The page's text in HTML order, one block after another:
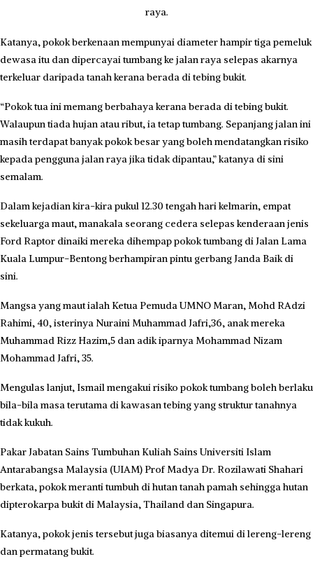
raya.
Katanya, pokok berkenaan mempunyai diameter hampir tiga pemeluk
dewasa itu dan dipercayai tumbang ke jalan raya selepas akarnya
terkeluar daripada tanah kerana berada di tebing bukit.
“Pokok tua ini memang berbahaya kerana berada di tebing bukit.
Walaupun tiada hujan atau ribut, ia tetap tumbang. Sepanjang jalan ini
masih terdapat banyak pokok besar yang boleh mendatangkan risiko
kepada pengguna jalan raya jika tidak dipantau,” katanya di sini
semalam.
Dalam kejadian kira-kira pukul 12.30 tengah hari kelmarin, empat
sekeluarga maut, manakala seorang cedera selepas kenderaan jenis
Ford Raptor dinaiki mereka dihempap pokok tumbang di Jalan Lama
Kuala Lumpur-Bentong berhampiran pintu gerbang Janda Baik di
sini.
Mangsa yang maut ialah Ketua Pemuda UMNO Maran, Mohd RAdzi
Rahimi, 40, isterinya Nuraini Muhammad Jafri,36, anak mereka
Muhammad Rizz Hazim,5 dan adik iparnya Mohammad Nizam
Mohammad Jafri, 35.
Mengulas lanjut, Ismail mengakui risiko pokok tumbang boleh berlaku
bila-bila masa terutama di kawasan tebing yang struktur tanahnya
tidak kukuh.
Pakar Jabatan Sains Tumbuhan Kuliah Sains Universiti Islam
Antarabangsa Malaysia (UIAM) Prof Madya Dr. Rozilawati Shahari
berkata, pokok meranti tumbuh di hutan tanah pamah sehingga hutan
dipterokarpa bukit di Malaysia, Thailand dan Singapura.
Katanya, pokok jenis tersebut juga biasanya ditemui di lereng-lereng
dan permatang bukit.